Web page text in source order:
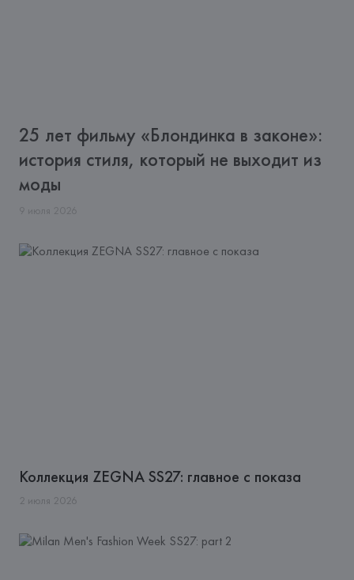
25 лет фильму «Блондинка в законе»:
история стиля, который не выходит из
моды
июля 2026
Коллекция ZEGNA SS27: главное с показа
2 июля 2026